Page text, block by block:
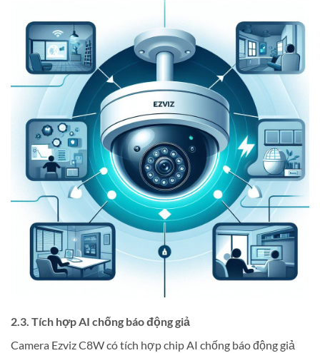
2.3. Tích hợp AI chống báo động giả
Camera Ezviz C8W có tích hợp chip AI chống báo động giả